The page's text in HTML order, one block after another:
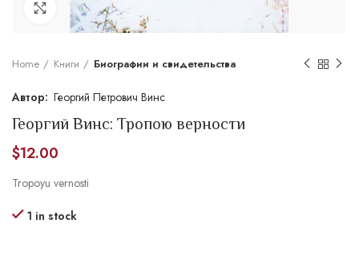
Увеличить
Home Книги Биографии и свидетельства
Георгий Петрович Винс
Георгий Винс: Тропою верности
$12.00
Tropoyu vernosti
1 in stock